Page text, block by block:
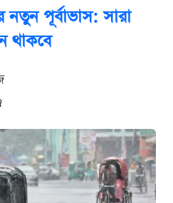
নতুন পূর্বাভাস: সারা
থাকবে